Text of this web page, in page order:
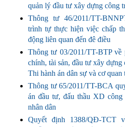
quản lý đầu tư xây dựng công
Thông tư 46/2011/TT-
trình tự thực hiện việc chấp
động liên quan đến đê điều
Thông tư 03/2011/TT-BTP về
chính, tài sản, đầu tư xây dựng
Thi hành án dân sự và cơ quan
Thông tư 65/2011/TT-BCA
án đầu tư, đấu thầu XD
nhân dân
Quyết định 1388/QĐ-TCT